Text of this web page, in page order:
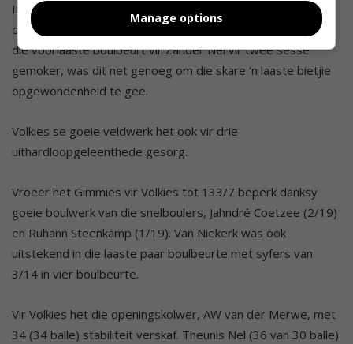
In ‘n kwessie van ses balle was Gimmies se kanse op
oorwinning aansienlik gedemp. Al het Adriaan van Niekerk in
die voorlaaste boulbeurt vir Zander Nel vir twee sesse
gemoker, was dit net genoeg om die skare ‘n laaste bietjie
opgewondenheid te gee.
Volkies se goeie veldwerk het ook vir drie
uithardloopgeleenthede gesorg.
Vroeër het Gimmies vir Volkies tot 133/7 beperk danksy
goeie boulwerk van die snelboulers, Jahndré Coetzee (2/19)
en Ruhann Steenkamp (1/19). Van Niekerk was ook
uitstekend in die laaste paar boulbeurte met syfers van
3/14 in vier boulbeurte.
Vir Volkies het die openingskolwer, AW van der Merwe, met
34 (34 balle) stabiliteit verskaf. Theunis Nel (36 van 30 balle)
Manage options